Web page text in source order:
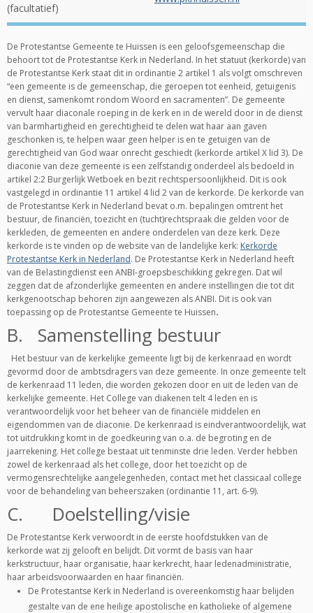
(facultatief)
De Protestantse Gemeente te Huissen is een geloofsgemeenschap die
behoort tot de Protestantse Kerk in Nederland. In het statuut (kerkorde) van
de Protestantse Kerk staat dit in ordinantie 2 artikel 1 als volgt omschreven
“een gemeente is de gemeenschap, die geroepen tot eenheid, getuigenis
en dienst, samenkomt rondom Woord en sacramenten”. De gemeente
vervult haar diaconale roeping in de kerk en in de wereld door in de dienst
van barmhartigheid en gerechtigheid te delen wat haar aan gaven
geschonken is, te helpen waar geen helper is en te getuigen van de
gerechtigheid van God waar onrecht geschiedt (kerkorde artikel X lid 3). De
diaconie van deze gemeente is een zelfstandig onderdeel als bedoeld in
artikel 2:2 Burgerlijk Wetboek en bezit rechtspersoonlijkheid. Dit is ook
vastgelegd in ordinantie 11 artikel 4 lid 2 van de kerkorde. De kerkorde van
de Protestantse Kerk in Nederland bevat o.m. bepalingen omtrent het
bestuur, de financiën, toezicht en (tucht)rechtspraak die gelden voor de
kerkleden, de gemeenten en andere onderdelen van deze kerk. Deze
kerkorde is te vinden op de website van de landelijke kerk: Kerkorde
Protestantse Kerk in Nederland. De Protestantse Kerk in Nederland heeft
van de Belastingdienst een ANBI-groepsbeschikking gekregen. Dat wil
zeggen dat de afzonderlijke gemeenten en andere instellingen die tot dit
kerkgenootschap behoren zijn aangewezen als ANBI. Dit is ook van
toepassing op de Protestantse Gemeente te Huissen.
B. Samenstelling bestuur
Het bestuur van de kerkelijke gemeente ligt bij de kerkenraad en wordt
gevormd door de ambtsdragers van deze gemeente. In onze gemeente telt
de kerkenraad 11 leden, die worden gekozen door en uit de leden van de
kerkelijke gemeente. Het College van diakenen telt 4 leden en is
verantwoordelijk voor het beheer van de financiële middelen en
eigendommen van de diaconie. De kerkenraad is eindverantwoordelijk, wat
tot uitdrukking komt in de goedkeuring van o.a. de begroting en de
jaarrekening. Het college bestaat uit tenminste drie leden. Verder hebben
zowel de kerkenraad als het college, door het toezicht op de
vermogensrechtelijke aangelegenheden, contact met het classicaal college
voor de behandeling van beheerszaken (ordinantie 11, art. 6-9).
C. Doelstelling/visie
De Protestantse Kerk verwoordt in de eerste hoofdstukken van de
kerkorde wat zij gelooft en belijdt. Dit vormt de basis van haar
kerkstructuur, haar organisatie, haar kerkrecht, haar ledenadministratie,
haar arbeidsvoorwaarden en haar financiën.
De Protestantse Kerk in Nederland is overeenkomstig haar belijden
gestalte van de ene heilige apostolische en katholieke of algemene